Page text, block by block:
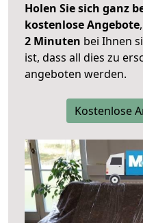
Holen Sie sich ganz
kostenlose Angebote
2 Minuten bei Ihnen
ist, dass all dies zu
angeboten werden.
Kostenlose